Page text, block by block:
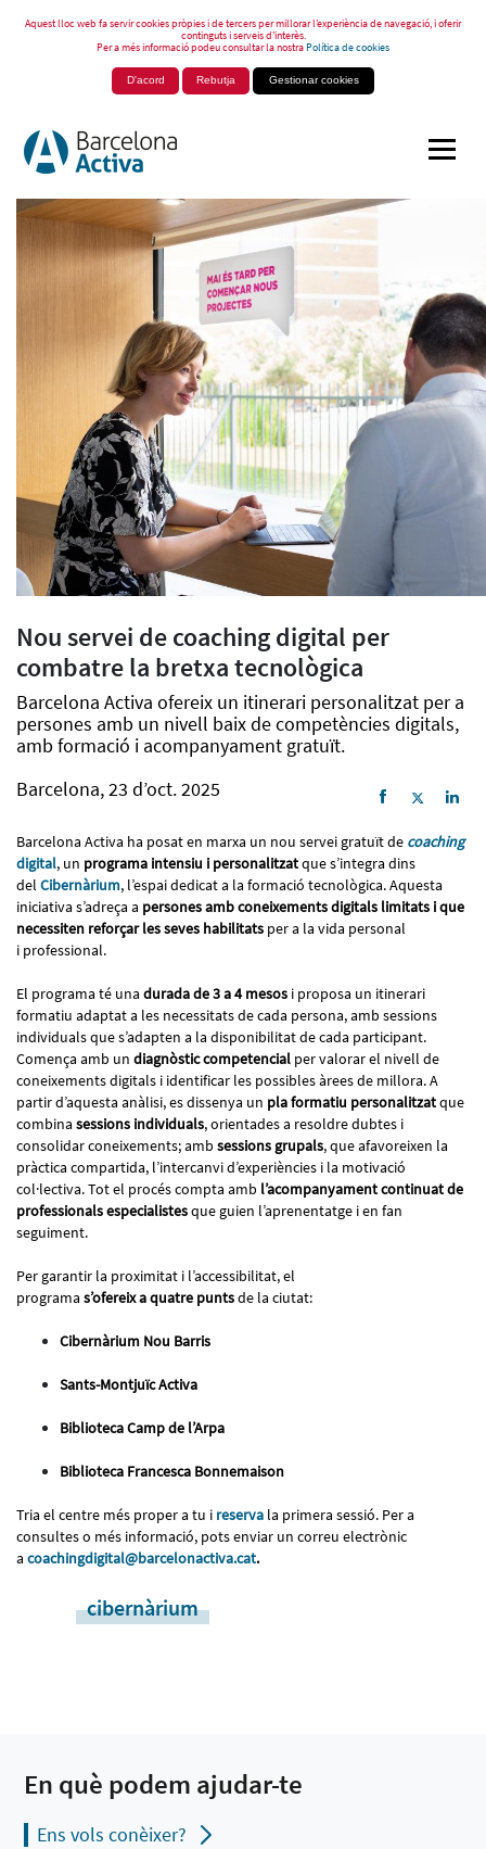
Aquest lloc web fa servir cookies pròpies i de tercers per millorar l’experiència de navegació, i oferir
continguts i serveis d’interès.
Per a més informació podeu consultar la nostraPolítica de cookies
D'acord Rebutja Gestionar cookies
Nou servei de coaching digital per
combatre la bretxa tecnològica
Barcelona Activa ofereix un itinerari personalitzat per a
persones amb un nivell baix de competències digitals,
amb formació i acompanyament gratuït.
Barcelona, 23 d’oct. 2025
Barcelona Activa ha posat en marxa un nou servei gratuït de coaching
digital, un programa intensiu i personalitzatque s’integra dins
del Cibernàrium, l’espai dedicat a la formació tecnològica. Aquesta
iniciativa s’adreça a persones amb coneixements digitals limitats i que
necessiten reforçar les seves habilitats per a la vida personal
i professional.
El programa té una durada de 3 a 4 mesos i proposa un itinerari
formatiu adaptat a les necessitats de cada persona, amb sessions
individuals que s’adapten a la disponibilitat de cada participant.
Comença amb un diagnòstic competencial per valorar el nivell de
coneixements digitals i identificar les possibles àrees de millora. A
partir d’aquesta anàlisi, es dissenya un pla formatiu personalitzatque
combina sessions individuals, orientades a resoldre dubtes i
consolidar coneixements; amb sessions grupals, que afavoreixen la
pràctica compartida, l’intercanvi d’experiències i la motivació
col·lectiva. Tot el procés compta amb l’acompanyament continuat de
professionals especialistesque guien l’aprenentatge i en fan
seguiment.
Per garantir la proximitat i l’accessibilitat, el
programa s’ofereix a quatre puntsde la ciutat:
Cibernàrium Nou Barris
Sants-Montjuïc Activa
Biblioteca Camp de l’Arpa
Biblioteca Francesca Bonnemaison
Tria el centre més proper a tu i reserva la primera sessió. Per a
consultes o més informació, pots enviar un correu electrònic
a coachingdigital@barcelonactiva.cat.
cibernàrium
En què podem ajudar-te
Ens vols conèixer?